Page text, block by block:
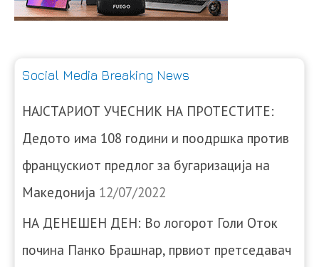
Social Media Breaking News
НАЈСТАРИОТ УЧЕСНИК НА ПРОТЕСТИТЕ:
Дедото има 108 години и поодршка против
францускиот предлог за бугаризација на
Македонија 12/07/2022
НА ДЕНЕШЕН ДЕН: Во логорот Голи Оток
почина Панко Брашнар, првиот претседавач